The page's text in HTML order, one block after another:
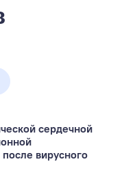
сердечной
вирусного